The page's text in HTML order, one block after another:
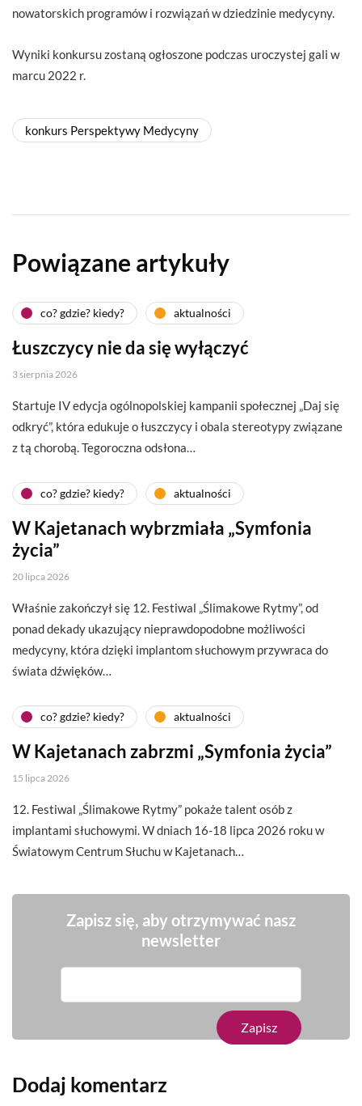
nowatorskich programów i rozwiązań w dziedzinie medycyny.
Wyniki konkursu zostaną ogłoszone podczas uroczystej gali w
marcu 2022 r.
konkurs Perspektywy Medycyny
Powiązane artykuły
co? gdzie? kiedy? aktualności
Łuszczycy nie da się wyłączyć
3 sierpnia 2026
Startuje IV edycja ogólnopolskiej kampanii społecznej „Daj się
odkryć”, która edukuje o łuszczycy i obala stereotypy związane
z tą chorobą. Tegoroczna odsłona…
co? gdzie? kiedy? aktualności
W Kajetanach wybrzmiała „Symfonia
życia”
20 lipca 2026
Właśnie zakończył się 12. Festiwal „Ślimakowe Rytmy”, od
ponad dekady ukazujący nieprawdopodobne możliwości
medycyny, która dzięki implantom słuchowym przywraca do
świata dźwięków…
co? gdzie? kiedy? aktualności
W Kajetanach zabrzmi „Symfonia życia”
15 lipca 2026
12. Festiwal „Ślimakowe Rytmy” pokaże talent osób z
implantami słuchowymi. W dniach 16-18 lipca 2026 roku w
Światowym Centrum Słuchu w Kajetanach…
Zapisz się, aby otrzymywać nasz
newsletter
Dodaj komentarz